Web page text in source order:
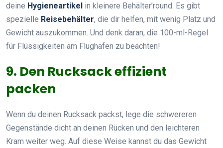
deine Hygieneartikel in kleinere Behälter’round. Es gibt
spezielle Reisebehälter, die dir helfen, mit wenig Platz und
Gewicht auszukommen. Und denk daran, die 100-ml-Regel
für Flüssigkeiten am Flughafen zu beachten!
9. Den Rucksack effizient
packen
Wenn du deinen Rucksack packst, lege die schwereren
Gegenstände dicht an deinen Rücken und den leichteren
Kram weiter weg. Auf diese Weise kannst du das Gewicht